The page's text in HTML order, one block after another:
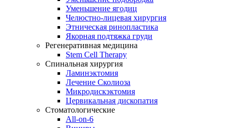
Уменьшение ягодиц
Челюстно-лицевая хирургия
Этническая ринопластика
Якорная подтяжка груди
Регенеративная медицина
Stem Cell Therapy
Спинальная хирургия
Ламинэктомия
Лечение Сколиоза
Микродискэктомия
Цервикальная дископатия
Стоматологические
All-on-6